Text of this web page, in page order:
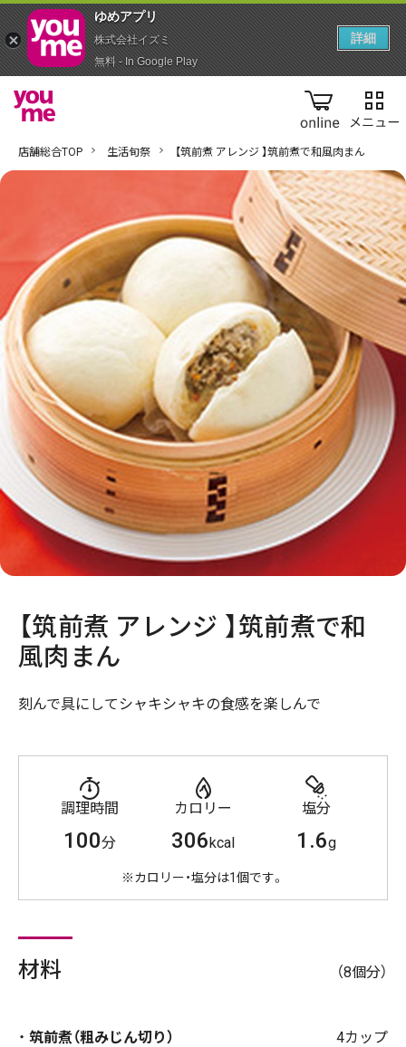
online
店舗総合TOP 生活旬祭 【筑前煮 アレンジ 】筑前煮で和風肉まん
【筑前煮 アレンジ 】筑前煮で和
風肉まん
刻んで具にしてシャキシャキの食感を楽しんで
調理時間
100分
カロリー
306kcal
塩分
1.6g
※カロリー・塩分は1個です。
材料 （8個分）
筑前煮（粗みじん切り）
4カップ
ゆめアプ‪リ‬
株式会社イズミ
無料 - In Google Play
詳細